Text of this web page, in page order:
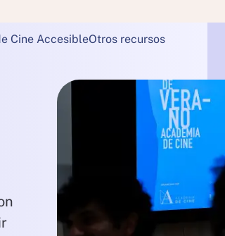
Cine AccesibleOtros recursos